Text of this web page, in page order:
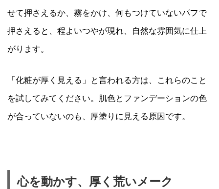
せて押さえるか、霧をかけ、何もつけていないパフで
押さえると、程よいつやが現れ、自然な雰囲気に仕上
がります。
「化粧が厚く見える」と言われる方は、これらのこと
を試してみてください。肌色とファンデーションの色
が合っていないのも、厚塗りに見える原因です。
心を動かす、厚く荒いメーク